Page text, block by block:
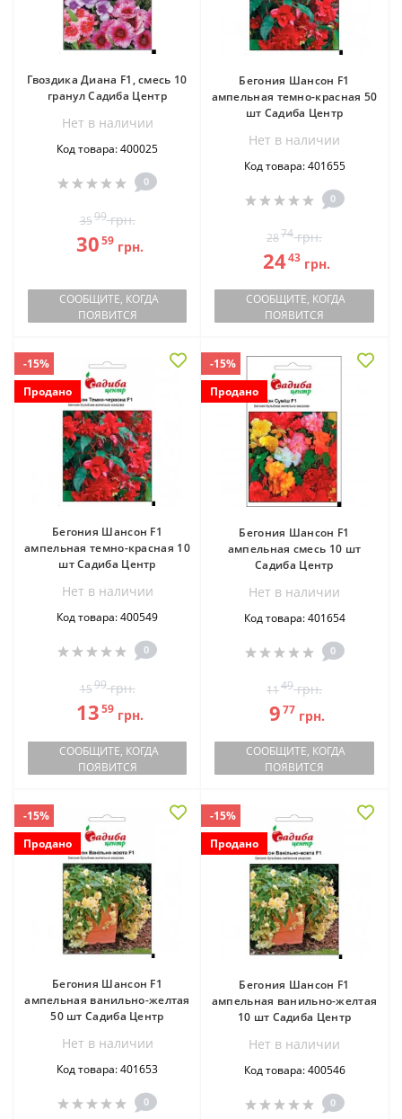
Гвоздика Диана F1, смесь 10
гранул Садиба Центр
Нет в наличии
Код товара: 400025
0
3599грн.
3059грн.
СООБЩИТЕ, КОГДА
ПОЯВИТСЯ
Бегония Шансон F1
ампельная темно-красная 50
шт Садиба Центр
Нет в наличии
Код товара: 401655
0
2874грн.
2443 грн.
СООБЩИТЕ, КОГДА
ПОЯВИТСЯ
-15%
Продано
Бегония Шансон F1
ампельная темно-красная 10
шт Садиба Центр
Нет в наличии
Код товара: 400549
0
1599грн.
1359грн.
СООБЩИТЕ, КОГДА
ПОЯВИТСЯ
-15%
Продано
Бегония Шансон F1
ампельная смесь 10 шт
Садиба Центр
Нет в наличии
Код товара: 401654
0
1149грн.
977 грн.
СООБЩИТЕ, КОГДА
ПОЯВИТСЯ
-15%
Продано
Бегония Шансон F1
ампельная ванильно-желтая
50 шт Садиба Центр
Нет в наличии
Код товара: 401653
0
-15%
Продано
Бегония Шансон F1
ампельная ванильно-желтая
10 шт Садиба Центр
Нет в наличии
Код товара: 400546
0